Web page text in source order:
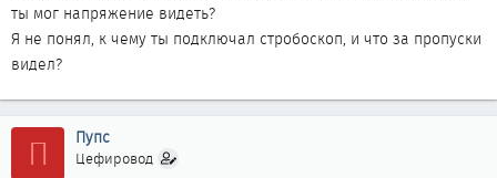
ты мог напряжение видеть?
Я не понял, к чему ты подключал стробоскоп, и что за пропуски
видел?
П Пупс
Цефировод